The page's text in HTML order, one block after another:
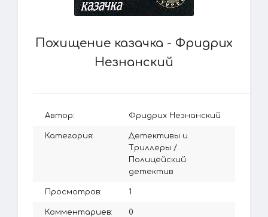
Похищение казачка - Фридрих
Незнанский
Автор: Фридрих Незнанский
Категория:
Детективы и
Триллеры /
Полицейский
детектив
Просмотров: 1
Комментариев: 0